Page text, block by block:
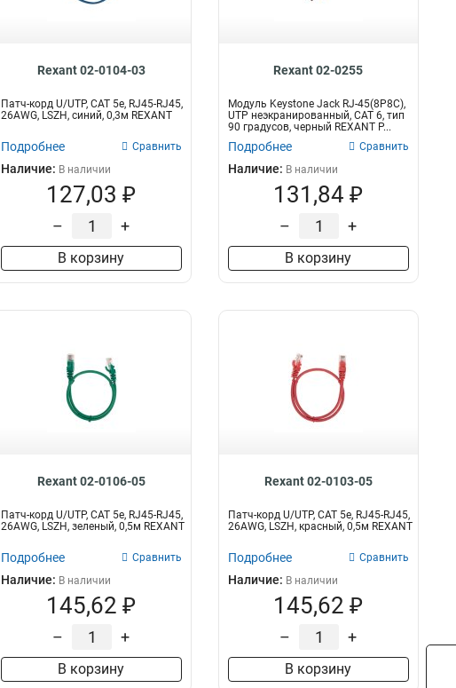
Rexant 02-0104-03
Патч-корд U/UTP, CAT 5e, RJ45-RJ45,
26AWG, LSZH, синий, 0,3м REXANT
Подробнее Сравнить
Наличие: В наличии
127,03 ₽
– +
В корзину
Rexant 02-0255
Модуль Keystone Jack RJ-45(8P8C),
UTP неэкранированный, CAT 6, тип
90 градусов, черный REXANT P...
Подробнее Сравнить
Наличие: В наличии
131,84 ₽
– +
В корзину
Rexant 02-0106-05
Патч-корд U/UTP, CAT 5e, RJ45-RJ45,
26AWG, LSZH, зеленый, 0,5м REXANT
Подробнее Сравнить
Наличие: В наличии
145,62 ₽
– +
В корзину
Rexant 02-0103-05
Патч-корд U/UTP, CAT 5e, RJ45-RJ45,
26AWG, LSZH, красный, 0,5м REXANT
Подробнее Сравнить
Наличие: В наличии
145,62 ₽
– +
В корзину